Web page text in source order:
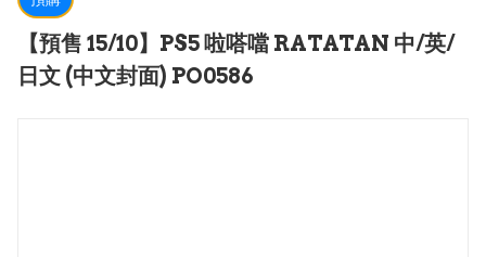
【預售 15/10】PS5 啦嗒噹 RATATAN 中/英/
日文 (中文封面) PO0586